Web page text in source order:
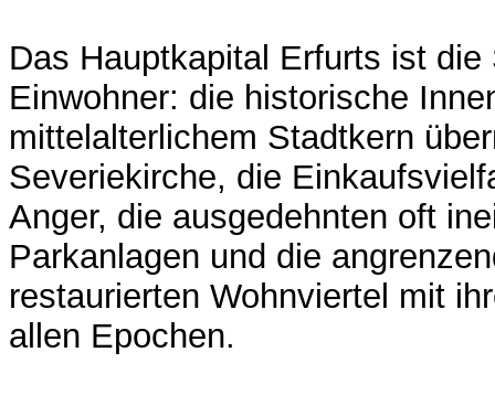
Das Hauptkapital Erfurts ist
Einwohner: die historische
mittelalterlichem Stadtkern
Severiekirche, die
Anger, die ausgedehnten oft
Parkanlagen und die
restaurierten Wohnviertel mit
allen Epochen.